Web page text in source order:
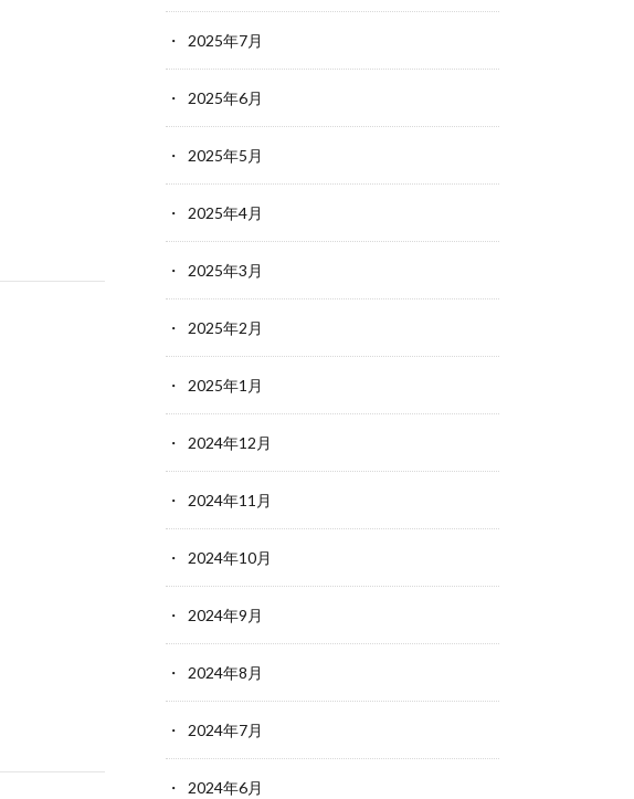
2025年7月
2025年6月
2025年5月
2025年4月
2025年3月
2025年2月
2025年1月
2024年12月
2024年11月
2024年10月
2024年9月
2024年8月
2024年7月
2024年6月